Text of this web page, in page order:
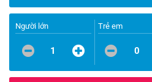
Người lớn
1
Trẻ em
0